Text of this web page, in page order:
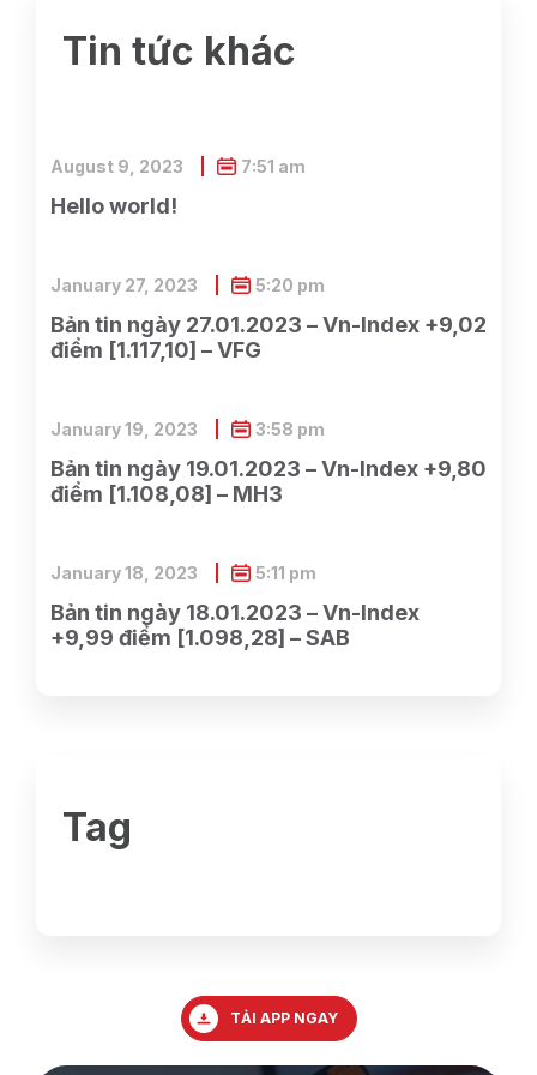
Tin tức khác
Hello world!
August 9, 2023 7:51 am
Bản tin ngày 27.01.2023 – Vn-Index +9,02
điểm [1.117,10] – VFG
January 27, 2023 5:20 pm
Bản tin ngày 19.01.2023 – Vn-Index +9,80
điểm [1.108,08] – MH3
January 19, 2023 3:58 pm
Bản tin ngày 18.01.2023 – Vn-Index
+9,99 điểm [1.098,28] – SAB
January 18, 2023 5:11 pm
Tag
TẢI APP NGAY